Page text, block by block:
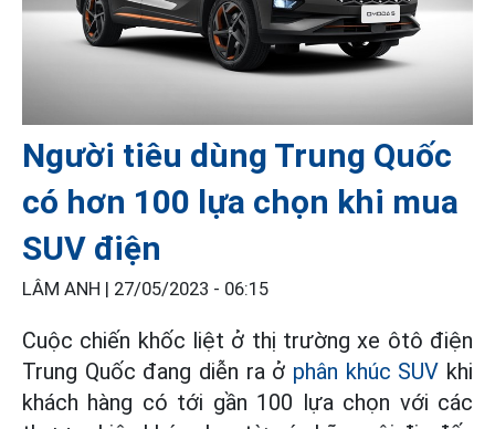
Người tiêu dùng Trung Quốc
có hơn 100 lựa chọn khi mua
SUV điện
LÂM ANH | 27/05/2023 - 06:15
Cuộc chiến khốc liệt ở thị trường xe ôtô điện
Trung Quốc đang diễn ra ở phân khúc SUV khi
khách hàng có tới gần 100 lựa chọn với các